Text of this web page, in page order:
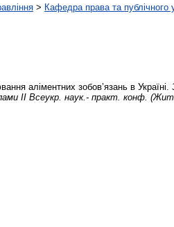
> Кафедра права та публічного
аліментних зобов’язань в Україні.
ІІ Всеукр. наук.- практ. конф.